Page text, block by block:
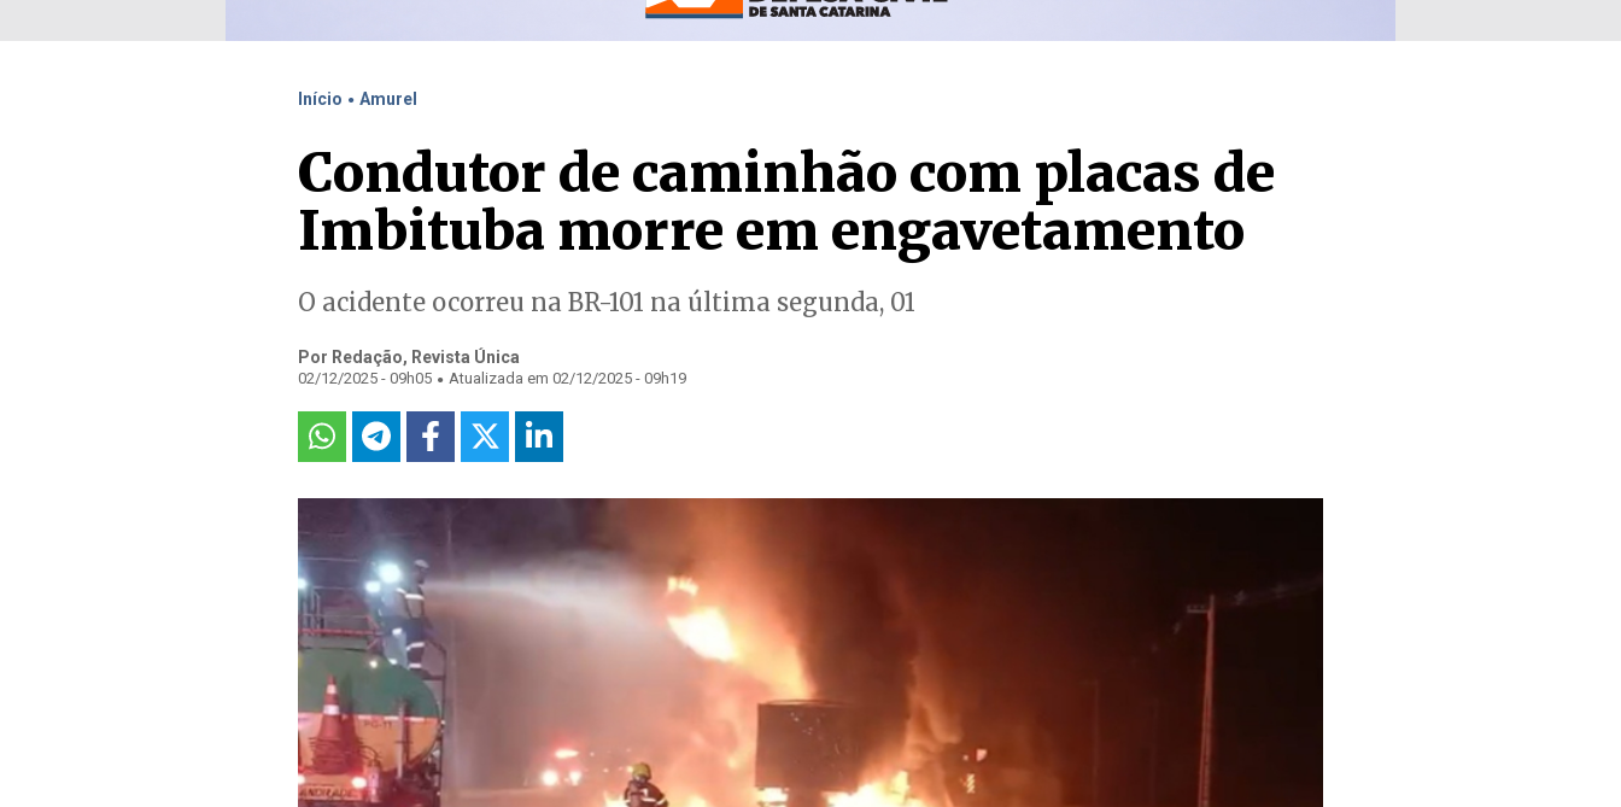
Início . Amurel
Condutor de caminhão com placas de
Imbituba morre em engavetamento
O acidente ocorreu na BR-101 na última segunda, 01
Por Redação, Revista Única
02/12/2025 - 09h05 . Atualizada em 02/12/2025 - 09h19